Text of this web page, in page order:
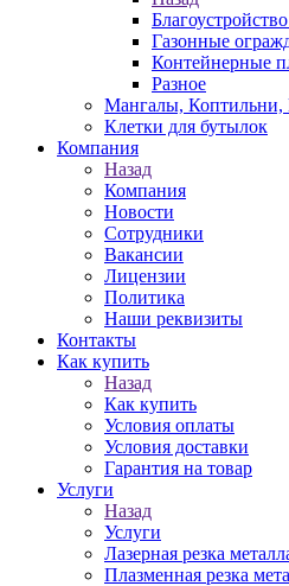
Газонные
Контейнерные
Разное
Мангалы, Коптильни,
Клетки для бутылок
Компания
Назад
Компания
Новости
Сотрудники
Вакансии
Лицензии
Политика
Наши реквизиты
Контакты
Как купить
Назад
Как купить
Условия оплаты
Условия доставки
Гарантия на товар
Услуги
Назад
Услуги
Лазерная резка
Плазменная резка